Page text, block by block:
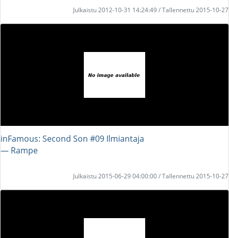
Julkaistu 2012-10-31 14:24:49 / Tallennettu 2015-10-27
inFamous: Second Son #09 Ilmiantaja
― Rampe
Julkaistu 2015-06-29 04:00:00 / Tallennettu 2015-10-27